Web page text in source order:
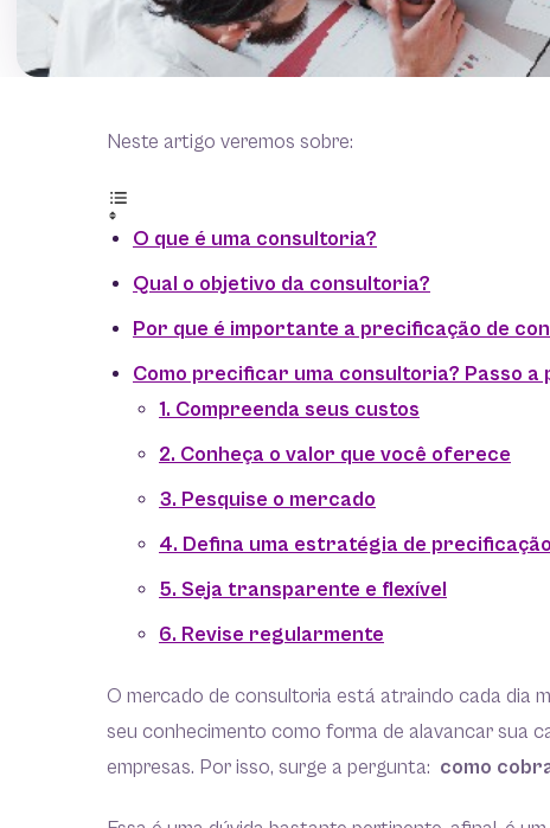
Neste artigo veremos sobre:
O que é uma consultoria?
Qual o objetivo da consultoria?
Por que é importante a precificação de
Como precificar uma consultoria? Passo a
1. Compreenda seus custos
2. Conheça o valor que você oferece
3. Pesquise o mercado
4. Defina uma estratégia de precificação
5. Seja transparente e flexível
6. Revise regularmente
O mercado de consultoria está atraindo cada dia
seu conhecimento como forma de alavancar sua
empresas. Por isso, surge a pergunta: como